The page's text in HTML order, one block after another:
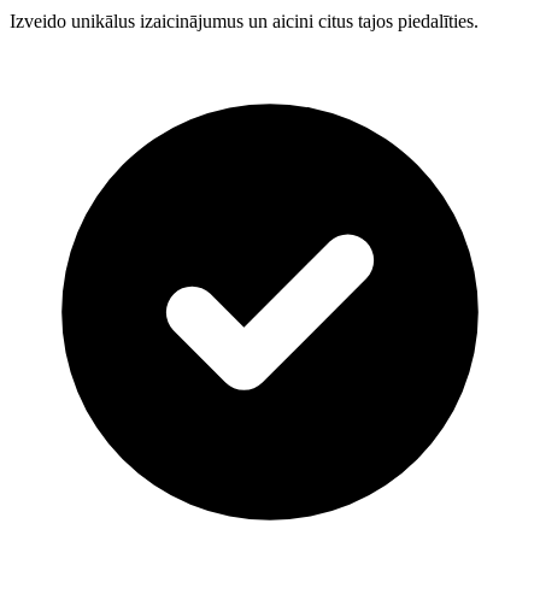
Izveido unikālus izaicinājumus un aicini citus tajos piedalīties.